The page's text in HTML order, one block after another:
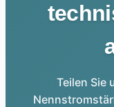
Teilen Sie